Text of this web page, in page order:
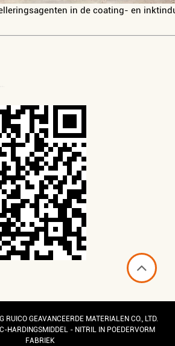
in de coating- en
RUICO GEAVANCEERDE MATERIALEN CO., LTD.
HARDINGSMIDDEL - NITRIL IN POEDERVORM
FABRIEK